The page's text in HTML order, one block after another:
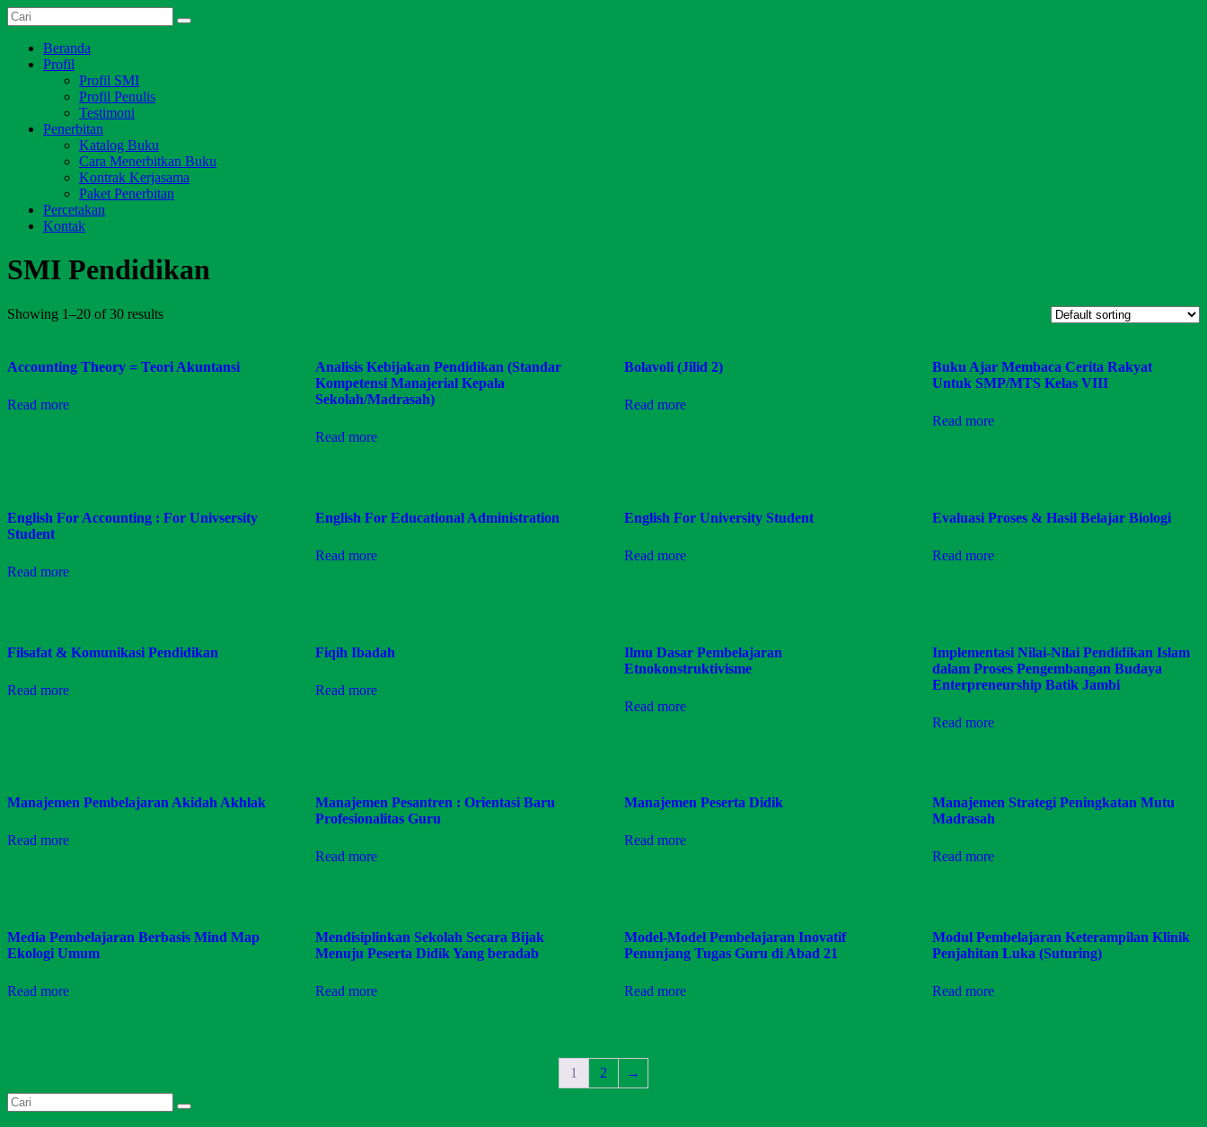
Skip
to
content
Salim
Media
Indonesia
Dari
Jambi
untuk
Menu
Beranda
Profil
Profil SMI
Profil Penulis
Testimoni
Penerbitan
Katalog Buku
Cara Menerbitkan Buku
Kontrak Kerjasama
Paket Penerbitan
Percetakan
Kontak
SMI Pendidikan
Showing 1–20 of 30 results
Accounting Theory = Teori Akuntansi
Read more
Analisis Kebijakan Pendidikan (Standar
Kompetensi Manajerial Kepala
Sekolah/Madrasah)
Read more
Bolavoli (Jilid 2)
Read more
Buku Ajar Membaca Cerita Rakyat
Untuk SMP/MTS Kelas VIII
Read more
English For Accounting : For Univsersity
Student
Read more
English For Educational Administration
Read more
English For University Student
Read more
Evaluasi Proses & Hasil Belajar Biologi
Read more
Filsafat & Komunikasi Pendidikan
Read more
Fiqih Ibadah
Read more
Ilmu Dasar Pembelajaran
Etnokonstruktivisme
Read more
Implementasi Nilai-Nilai Pendidikan Islam
dalam Proses Pengembangan Budaya
Enterpreneurship Batik Jambi
Read more
Manajemen Pembelajaran Akidah Akhlak
Read more
Manajemen Pesantren : Orientasi Baru
Profesionalitas Guru
Read more
Manajemen Peserta Didik
Read more
Manajemen Strategi Peningkatan Mutu
Madrasah
Read more
Media Pembelajaran Berbasis Mind Map
Ekologi Umum
Read more
Mendisiplinkan Sekolah Secara Bijak
Menuju Peserta Didik Yang beradab
Read more
Model-Model Pembelajaran Inovatif
Penunjang Tugas Guru di Abad 21
Read more
Modul Pembelajaran Keterampilan Klinik
Penjahitan Luka (Suturing)
Read more
1 2 →